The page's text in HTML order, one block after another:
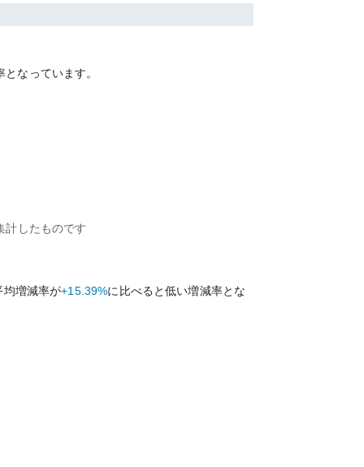
となっています。
計したものです
均増減率が+15.39%に比べると低い増減率とな